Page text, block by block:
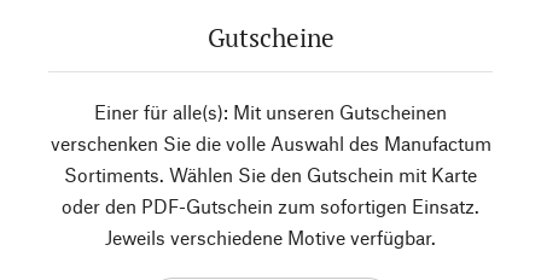
Gutscheine
Einer für alle(s): Mit unseren Gutscheinen
verschenken Sie die volle Auswahl des Manufactum
Sortiments. Wählen Sie den Gutschein mit Karte
oder den PDF-Gutschein zum sofortigen Einsatz.
Jeweils verschiedene Motive verfügbar.